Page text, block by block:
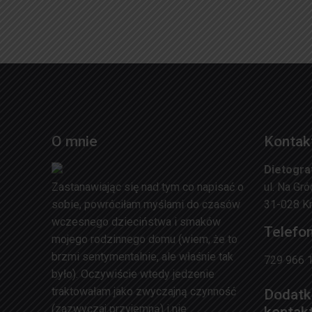
O mnie
Zastanawiając się nad tym co napisać o
sobie, powróciłam myślami do czasów
wczesnego dzieciństwa i smaków
mojego rodzinnego domu (wiem, że to
brzmi sentymentalnie, ale właśnie tak
było). Oczywiście wtedy jedzenie
traktowałam jako zwyczajną czynność
(zazwyczaj przyjemną) i nie
ul. Na
31-028
729 966